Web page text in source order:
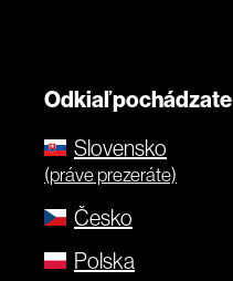
Odkiaľ pochádzate
Slovensko
(práve prezeráte)
Česko
Polska